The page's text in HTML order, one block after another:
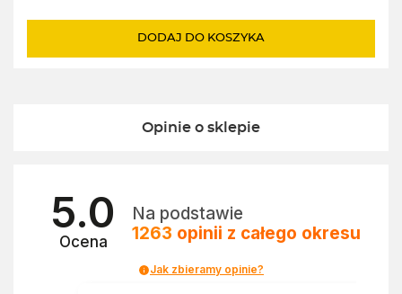
DODAJ DO KOSZYKA
Opinie o sklepie
5.0
Ocena
Na podstawie
1263 opinii z całego okresu
Jak zbieramy opinie?